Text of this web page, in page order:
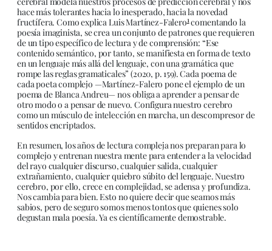
hace más tolerantes hacia lo inesperado, hacia la novedad
fructífera. Como explica Luis Martínez-Falero1comentando la
poesía imaginista, se crea un conjunto de patrones que requieren
de un tipo específico de lectura y de comprensión: “Ese
contenido semántico, por tanto, se manifiesta en forma de texto
en un lenguaje más allá del lenguaje, con una gramática que
rompe las reglas gramaticales” (2020, p. 159). Cada poema de
cada poeta complejo —Martínez-Falero pone el ejemplo de un
poema de Blanca Andreu— nos obliga a aprender a pensar de
otro modo o a pensar de nuevo. Configura nuestro cerebro
como un músculo de intelección en marcha, un descompresor de
sentidos encriptados.
En resumen, los años de lectura compleja nos preparan para lo
complejo y entrenan nuestra mente para entender a la velocidad
del rayo cualquier discurso, cualquier salida, cualquier
extrañamiento, cualquier quiebro súbito del lenguaje. Nuestro
cerebro, por ello, crece en complejidad, se adensa y profundiza.
Nos cambia para bien. Esto no quiere decir que seamos más
sabios, pero de seguro somos menos tontos que quienes solo
degustan mala poesía. Ya es científicamente demostrable.